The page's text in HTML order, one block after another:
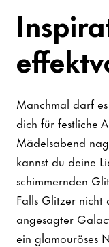
Manchmal darf
dich für festliche
Mädelsabend
kannst du deine
schimmernden
Falls Glitzer nicht
angesagter
ein glamouröses